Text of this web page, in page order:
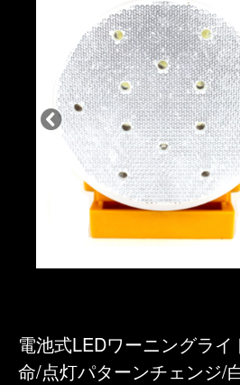
電池式LEDワーニングラ
命/点灯パターンチェンジ/